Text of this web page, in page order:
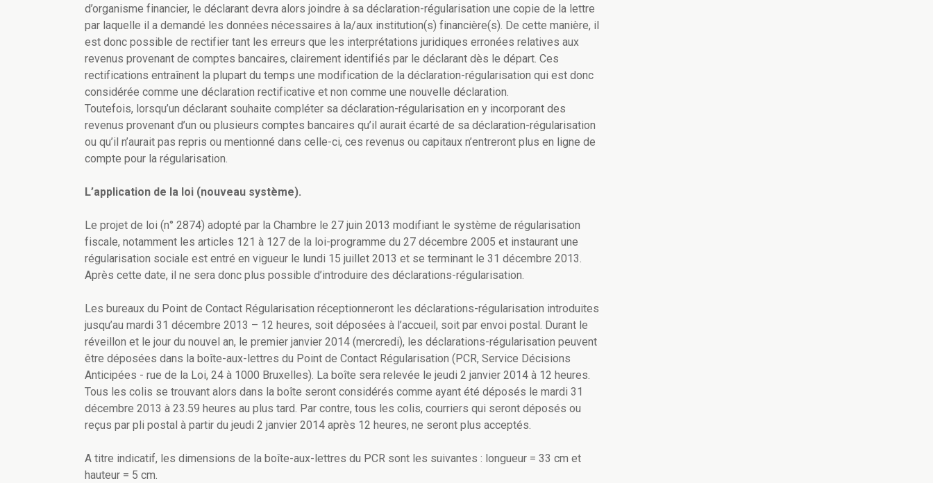
d’organisme financier, le déclarant devra alors joindre à sa déclaration-régularisation une copie de la lettre
par laquelle il a demandé les données nécessaires à la/aux institution(s) financière(s). De cette manière, il
est donc possible de rectifier tant les erreurs que les interprétations juridiques erronées relatives aux
revenus provenant de comptes bancaires, clairement identifiés par le déclarant dès le départ. Ces
rectifications entraînent la plupart du temps une modification de la déclaration-régularisation qui est donc
considérée comme une déclaration rectificative et non comme une nouvelle déclaration.
Toutefois, lorsqu’un déclarant souhaite compléter sa déclaration-régularisation en y incorporant des
revenus provenant d’un ou plusieurs comptes bancaires qu’il aurait écarté de sa déclaration-régularisation
ou qu’il n’aurait pas repris ou mentionné dans celle-ci, ces revenus ou capitaux n’entreront plus en ligne de
compte pour la régularisation.
L’application de la loi (nouveau système).
Le projet de loi (n° 2874) adopté par la Chambre le 27 juin 2013 modifiant le système de régularisation
fiscale, notamment les articles 121 à 127 de la loi-programme du 27 décembre 2005 et instaurant une
régularisation sociale est entré en vigueur le lundi 15 juillet 2013 et se terminant le 31 décembre 2013.
Après cette date, il ne sera donc plus possible d’introduire des déclarations-régularisation.
Les bureaux du Point de Contact Régularisation réceptionneront les déclarations-régularisation introduites
jusqu’au mardi 31 décembre 2013 – 12 heures, soit déposées à l’accueil, soit par envoi postal. Durant le
réveillon et le jour du nouvel an, le premier janvier 2014 (mercredi), les déclarations-régularisation peuvent
être déposées dans la boîte-aux-lettres du Point de Contact Régularisation (PCR, Service Décisions
Anticipées - rue de la Loi, 24 à 1000 Bruxelles). La boîte sera relevée le jeudi 2 janvier 2014 à 12 heures.
Tous les colis se trouvant alors dans la boîte seront considérés comme ayant été déposés le mardi 31
décembre 2013 à 23.59 heures au plus tard. Par contre, tous les colis, courriers qui seront déposés ou
reçus par pli postal à partir du jeudi 2 janvier 2014 après 12 heures, ne seront plus acceptés.
A titre indicatif, les dimensions de la boîte-aux-lettres du PCR sont les suivantes : longueur = 33 cm et
hauteur = 5 cm.